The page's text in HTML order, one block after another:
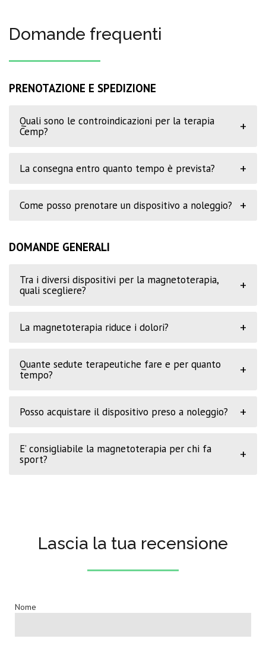
Domande frequenti
PRENOTAZIONE E SPEDIZIONE
Quali sono le controindicazioni per la terapia
Cemp?
+
La consegna entro quanto tempo è prevista? +
Come posso prenotare un dispositivo a noleggio? +
DOMANDE GENERALI
Tra i diversi dispositivi per la magnetoterapia,
quali scegliere?
+
La magnetoterapia riduce i dolori? +
Quante sedute terapeutiche fare e per quanto
tempo?
+
Posso acquistare il dispositivo preso a noleggio? +
E’ consigliabile la magnetoterapia per chi fa
sport?
+
Lascia la tua recensione
Nome